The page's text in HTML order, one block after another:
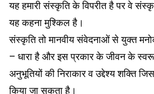
यह हमारी संस्कृति के विपरीत है पर वे
यह कहना मुश्किल है।
संस्कृति तो मानवीय संवेदनाओं से युक्त
– धारा है और इस प्रकार के जीवन के
अनुभूतियों की निराकार व उद्देश्य शक्ति
किया जा सकता है।